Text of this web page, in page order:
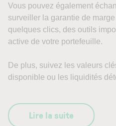
Vous pouvez également
surveiller la garantie de
quelques clics, des outils
active de votre portefeuille.
De plus, suivez les valeurs
disponible ou les liquidités
Lire la suite